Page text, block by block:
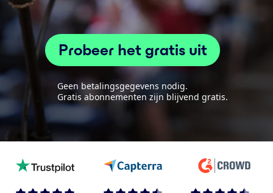
Probeer het gratis uit
Geen betalingsgegevens nodig.
Gratis abonnementen zijn blijvend gratis.